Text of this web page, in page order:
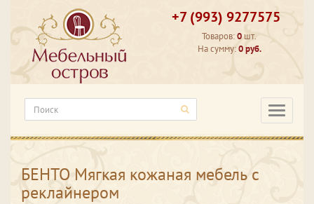
+7 (993) 9277575
Товаров:0 шт.
На сумму:0 руб.
БЕНТО Мягкая кожаная мебель с
реклайнером